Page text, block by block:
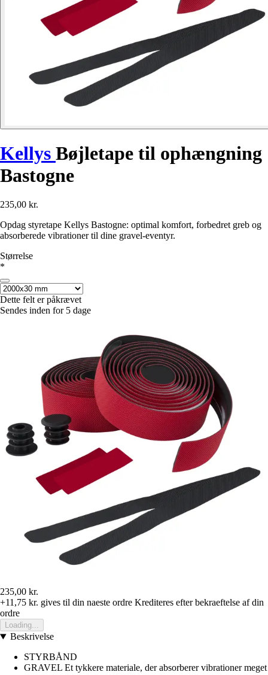
Kellys Bøjletape til ophængning
Bastogne
235,00 kr.
Opdag styretape Kellys Bastogne: optimal komfort, forbedret greb og
absorberede vibrationer til dine gravel-eventyr.
Størrelse
*
Dette felt er påkrævet
Sendes inden for 5 dage
235,00 kr.
+11,75 kr. gives til din naeste ordre Krediteres efter bekraeftelse af din
ordre
Loading...
Beskrivelse
STYRBÅND
GRAVEL Et tykkere materiale, der absorberer vibrationer meget